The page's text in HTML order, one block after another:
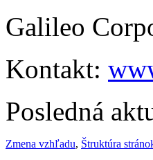
Galileo
Kontakt:
Posledná
Zmena vzhľadu, Štruktúra